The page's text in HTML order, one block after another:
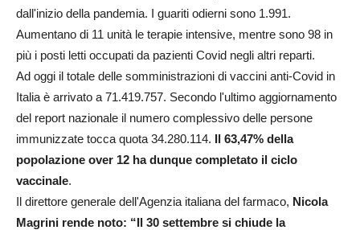
dall'inizio della pandemia. I guariti odierni sono 1.991.
Aumentano di 11 unità le terapie intensive, mentre sono 98 in
più i posti letti occupati da pazienti Covid negli altri reparti.
Ad oggi il totale delle somministrazioni di vaccini anti-Covid in
Italia è arrivato a 71.419.757. Secondo l'ultimo aggiornamento
del report nazionale il numero complessivo delle persone
immunizzate tocca quota 34.280.114. Il 63,47% della
popolazione over 12 ha dunque completato il ciclo
vaccinale.
Il direttore generale dell'Agenzia italiana del farmaco, Nicola
Magrini rende noto: “Il 30 settembre si chiude la